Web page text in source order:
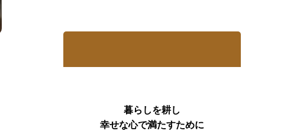
暮らしを耕し
幸せな心で満たすために